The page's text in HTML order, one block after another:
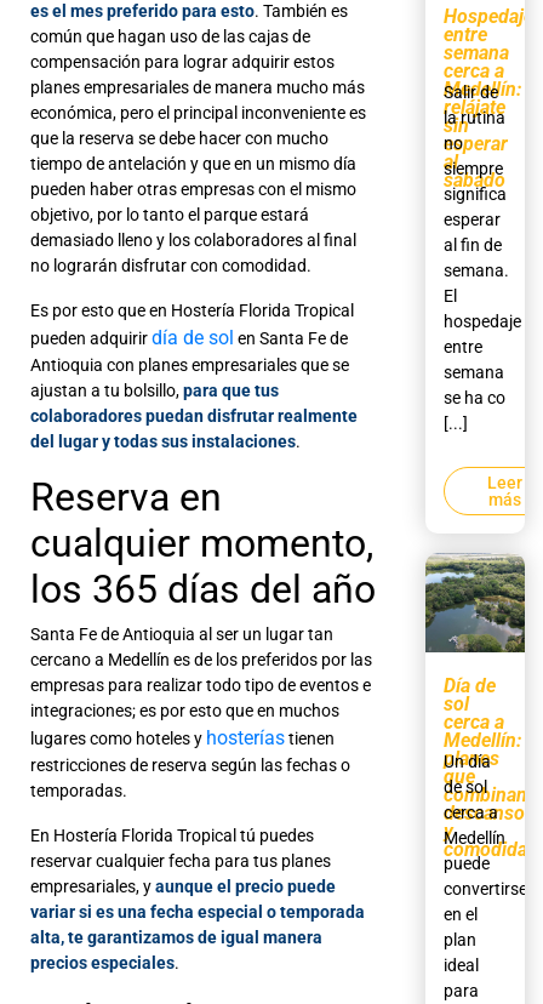
es el mes preferido para esto. También es
común que hagan uso de las cajas de
compensación para lograr adquirir estos
planes empresariales de manera mucho más
económica, pero el principal inconveniente es
que la reserva se debe hacer con mucho
tiempo de antelación y que en un mismo día
pueden haber otras empresas con el mismo
objetivo, por lo tanto el parque estará
demasiado lleno y los colaboradores al final
no lograrán disfrutar con comodidad.
Es por esto que en Hostería Florida Tropical
pueden adquirirdía de sol en Santa Fe de
Antioquia con planes empresariales que se
ajustan a tu bolsillo,para que tus
colaboradores puedan disfrutar realmente
del lugar y todas sus instalaciones.
Reserva en
cualquier momento,
los 365 días del año
Santa Fe de Antioquia al ser un lugar tan
cercano a Medellín es de los preferidos por las
empresas para realizar todo tipo de eventos e
integraciones; es por esto que en muchos
lugares como hoteles y hosteríastienen
restricciones de reserva según las fechas o
temporadas.
En Hostería Florida Tropical tú puedes
reservar cualquier fecha para tus planes
empresariales, yaunque el precio puede
variar si es una fecha especial o temporada
alta, te garantizamos de igual manera
precios especiales.
Hospedaje
entre
semana
cerca a
Medellín:
relájate
sin
esperar
al
sábado
Salir de
la rutina
no
siempre
significa
esperar
al fin de
semana.
El
hospedaje
entre
semana
se ha co
[...]
Leer
más
Día de
sol
cerca a
Medellín:
planes
que
combinan
descanso
y
comodidad
Un día
de sol
cerca a
Medellín
puede
convertirse
en el
plan
ideal
para